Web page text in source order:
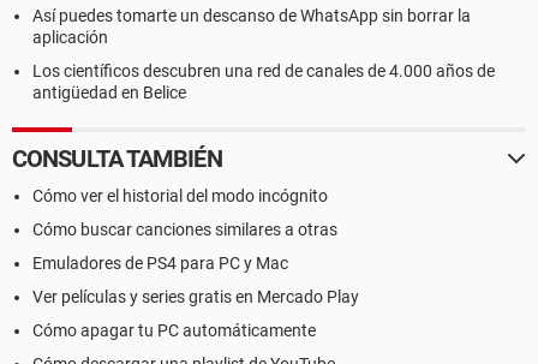
Así puedes tomarte un descanso de WhatsApp sin borrar la
aplicación
Los científicos descubren una red de canales de 4.000 años de
antigüedad en Belice
CONSULTA TAMBIÉN
Cómo ver el historial del modo incógnito
Cómo buscar canciones similares a otras
Emuladores de PS4 para PC y Mac
Ver películas y series gratis en Mercado Play
Cómo apagar tu PC automáticamente